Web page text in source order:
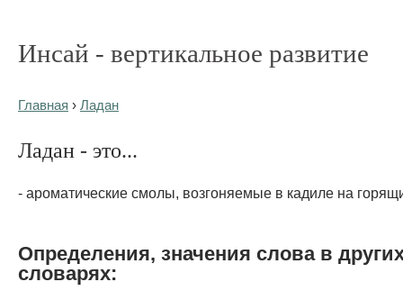
Инсай - вертикальное развитие
Главная › Ладан
Ладан - это...
- ароматические смолы, возгоняемые в кадиле на
Определения, значения слова в
словарях: